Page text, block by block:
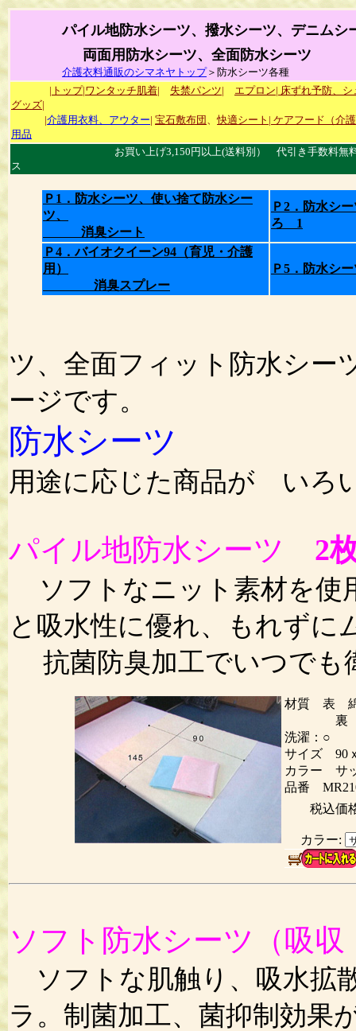
パイル地防水シーツ、撥水シーツ、デニムシ
両面用防水シーツ、全面防水シーツ
介護衣料通販のシマネヤトップ＞防水シーツ各種
|トップ|ワンタッチ肌着| 失禁パンツ| エプロン| 床ずれ予防、シ
グッズ|
|介護用衣料、アウター| 宝石敷布団 、快適シート | ケアフード（介
用品
お買い上げ3,150円以上(送料別） 代引き手数料無料サ
ス
Ｐ1．防水シーツ、使い捨て防水シー
ツ、
消臭シート
Ｐ2．防水シ
ろ 1
Ｐ4．バイオクイーン94（育児・介護
用）
消臭スプレー
Ｐ5．防水シ
ツ、全面フィット防水シー
ージです。
防水シーツ
用途に応じた商品が いろ
パイル地防水シーツ 2
ソフトなニット素材を使
と吸水性に優れ、もれずに
抗菌防臭加工でいつでも
材質 表 綿
裏 ポリ
洗濯：○
サイズ 90
カラー サ
品番
税込価
カラー:
ソフト防水シーツ（吸収
ソフトな肌触り、吸水拡
ラ。制菌加工、菌抑制効果